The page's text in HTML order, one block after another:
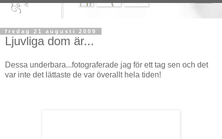
fredag 21 augusti 2009
Ljuvliga dom är...
Dessa underbara...fotograferade jag för ett tag sen och det
var inte det lättaste de var överallt hela tiden!